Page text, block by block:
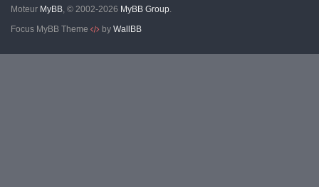
Moteur MyBB, © 2002-2026 MyBB Group.
Focus MyBB Theme
by WallBB